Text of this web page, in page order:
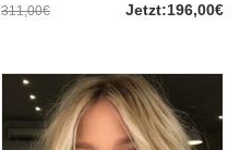
311,00€ Jetzt:196,00€